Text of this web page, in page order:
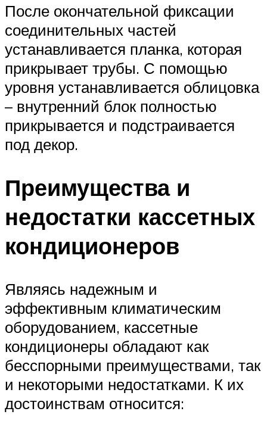
После окончательной фиксации
соединительных частей
устанавливается планка, которая
прикрывает трубы. С помощью
уровня устанавливается облицовка
– внутренний блок полностью
прикрывается и подстраивается
под декор.
Преимущества и
недостатки кассетных
кондиционеров
Являясь надежным и
эффективным климатическим
оборудованием, кассетные
кондиционеры обладают как
бесспорными преимуществами, так
и некоторыми недостатками. К их
достоинствам относится: